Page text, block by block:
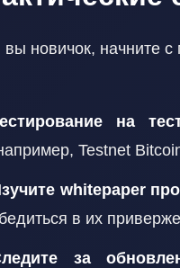
вы новичок, начните с
на
Testnet
whitepaper
в их
за